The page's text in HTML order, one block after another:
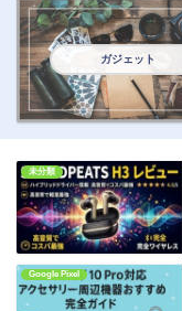
ガジェット
未分類
Google Pixel